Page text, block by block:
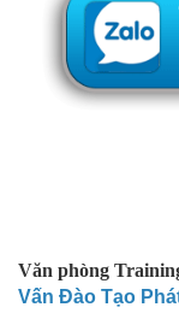
Văn phòng
Vấn Đào Tạo